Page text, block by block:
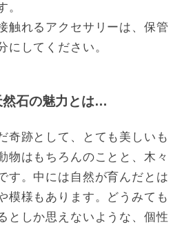
。
触れるアクセサリーは、保管
にしてください。
然石の魅力とは…
奇跡として、とても美しいも
物はもちろんのことと、木々
す。中には自然が育んだとは
模様もあります。どうみても
としか思えないような、個性